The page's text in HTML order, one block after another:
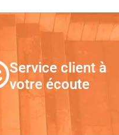
Service client à
votre écoute